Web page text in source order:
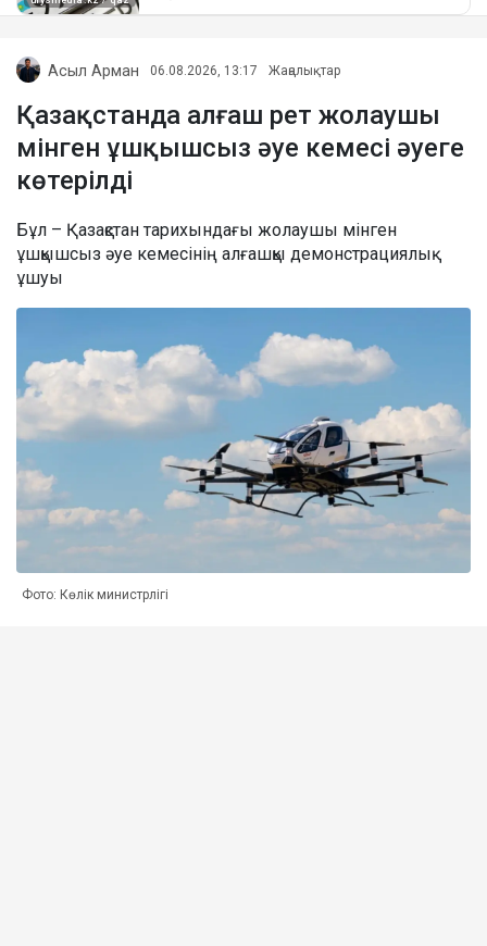
Асыл Арман 06.08.2026, 13:17 Жаңалықтар
Қазақстанда алғаш рет жолаушы
мінген ұшқышсыз әуе кемесі әуеге
көтерілді
Бұл – Қазақстан тарихындағы жолаушы мінген
ұшқышсыз әуе кемесінің алғашқы демонстрациялық
ұшуы
Фото: Көлік министрлігі